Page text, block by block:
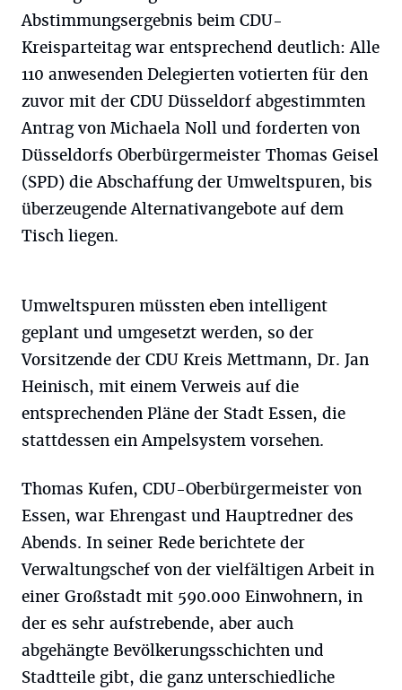
Abstimmungsergebnis beim CDU-
Kreisparteitag war entsprechend deutlich: Alle
110 anwesenden Delegierten votierten für den
zuvor mit der CDU Düsseldorf abgestimmten
Antrag von Michaela Noll und forderten von
Düsseldorfs Oberbürgermeister Thomas Geisel
(SPD) die Abschaffung der Umweltspuren, bis
überzeugende Alternativangebote auf dem
Tisch liegen.
Umweltspuren müssten eben intelligent
geplant und umgesetzt werden, so der
Vorsitzende der CDU Kreis Mettmann, Dr. Jan
Heinisch, mit einem Verweis auf die
entsprechenden Pläne der Stadt Essen, die
stattdessen ein Ampelsystem vorsehen.
Thomas Kufen, CDU-Oberbürgermeister von
Essen, war Ehrengast und Hauptredner des
Abends. In seiner Rede berichtete der
Verwaltungschef von der vielfältigen Arbeit in
einer Großstadt mit 590.000 Einwohnern, in
der es sehr aufstrebende, aber auch
abgehängte Bevölkerungsschichten und
Stadtteile gibt, die ganz unterschiedliche